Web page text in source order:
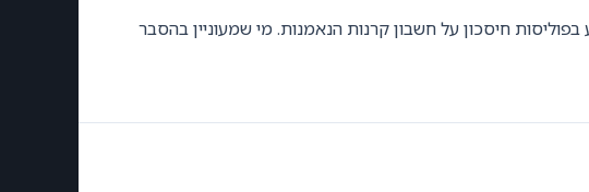
חיסכון על חשבון קרנות הנאמנות. מי שמעוניין בהסבר